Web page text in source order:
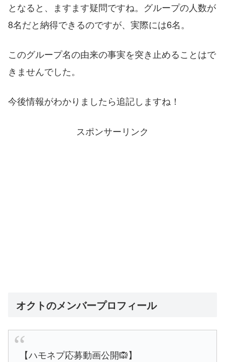
となると、ますます疑問ですね。グループの人数が
8名だと納得できるのですが、実際には6名。
このグループ名の由来の事実を突き止めることはで
きませんでした。
今後情報がわかりましたら追記しますね！
スポンサーリンク
オクトのメンバープロフィール
【ハモネプ応募動画公開🙉】